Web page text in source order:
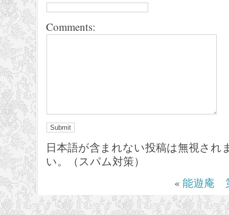
Comments:
日本語が含まれない投稿は無視され
い。（スパム対策）
« 能遊庵